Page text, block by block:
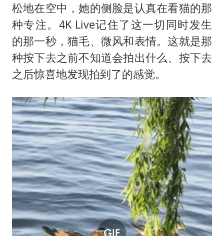
松地在空中，她的侧脸是认真在看猫的那
种专注。4K Live记住了这一切同时发生
的那一秒，猫毛、微风和表情。这就是那
种按下去之前不知道会拍出什么、按下去
之后惊喜地发现拍到了的感觉。